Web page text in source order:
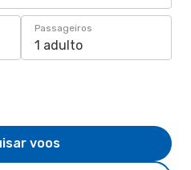
Passageiros
1 adulto
voos